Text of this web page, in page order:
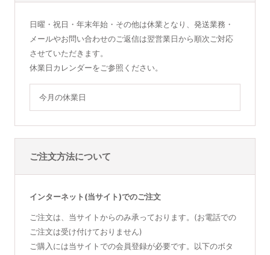
日曜・祝日・年末年始・その他は休業となり、発送業務・
メールやお問い合わせのご返信は翌営業日から順次ご対応
させていただきます。
休業日カレンダーをご参照ください。
今月の休業日
ご注文方法について
インターネット(当サイト)でのご注文
ご注文は、当サイトからのみ承っております。(お電話での
ご注文は受け付けておりません)
ご購入には当サイトでの会員登録が必要です。以下のボタ